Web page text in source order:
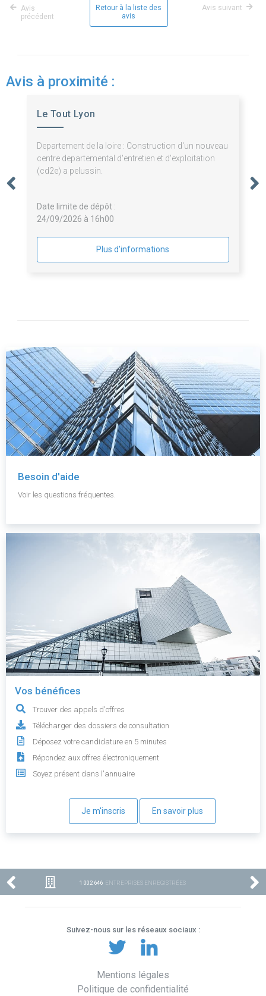
Avis
précédent
Retour à la liste des
avis
Avis suivant
Avis à proximité :
Le Tout Lyon
Departement de la loire : Construction d'un nouveau
centre departemental d'entretien et d'exploitation
(cd2e) a pelussin.
Date limite de dépôt :
24/09/2026 à 16h00
Plus d'informations
Besoin d'aide
Voir les questions fréquentes.
Vos bénéfices
Trouver des appels d'offres
Télécharger des dossiers de consultation
Déposez votre candidature en 5 minutes
Répondez aux offres électroniquement
Soyez présent dans l'annuaire
Je m'inscris En savoir plus
1 002 646 ENTREPRISES ENREGISTRÉES
Suivez-nous sur les réseaux sociaux :
Mentions légales
Politique de confidentialité